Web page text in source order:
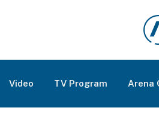
Video TV Program Arena